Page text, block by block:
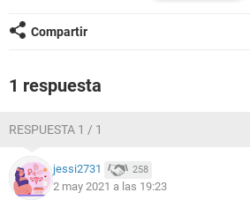
Es malo? Tengo que consultar? No sé
Compartir
1 respuesta
RESPUESTA 1 / 1
jessi2731 258
2 may 2021 a las 19:23